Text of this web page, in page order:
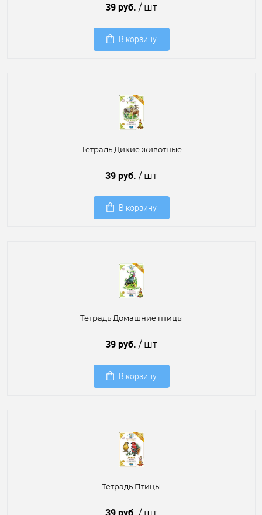
39 руб. / шт
В корзину
Тетрадь Дикие животные
39 руб. / шт
В корзину
Тетрадь Домашние птицы
39 руб. / шт
В корзину
Тетрадь Птицы